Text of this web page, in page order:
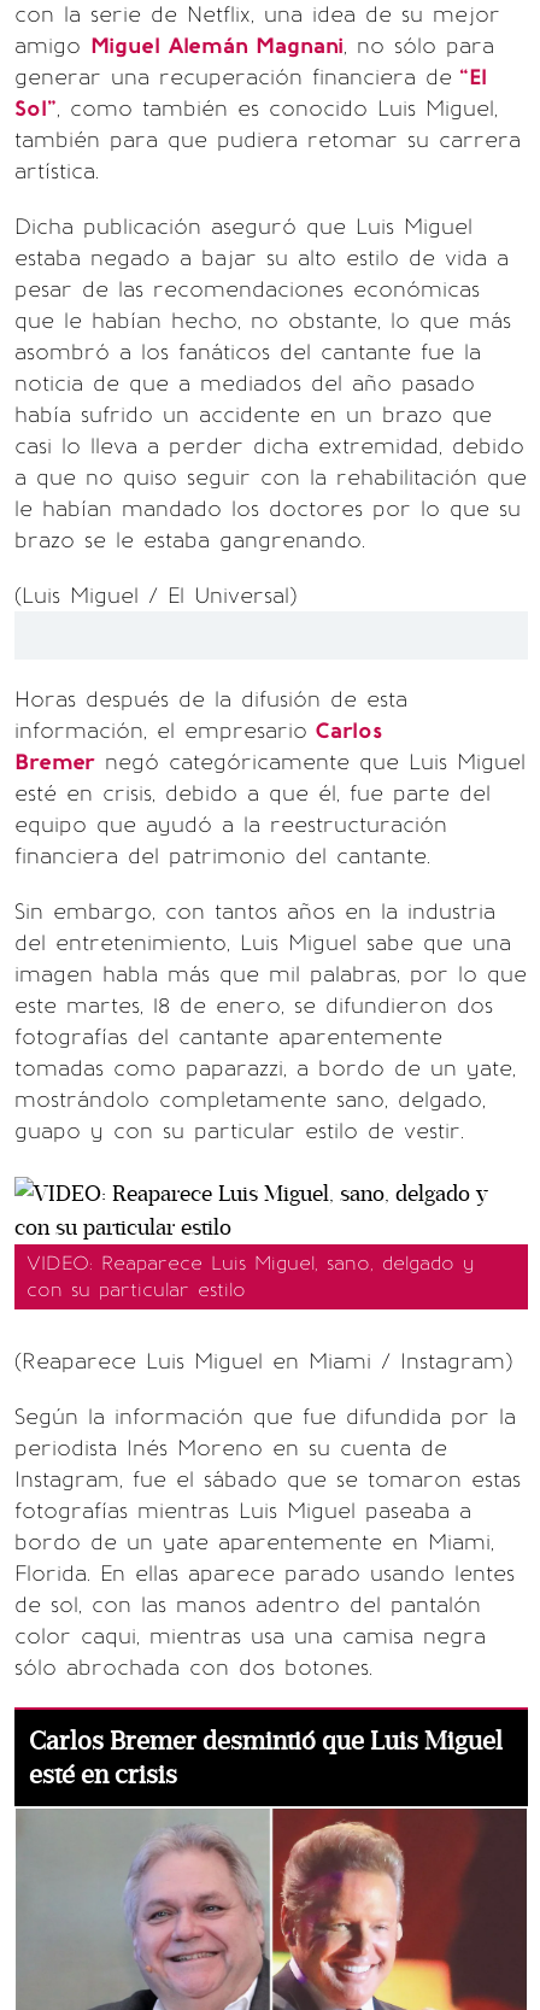
con la serie de Netflix, una idea de su mejor
amigo Miguel Alemán Magnani, no sólo para
generar una recuperación financiera de “El
Sol”, como también es conocido Luis Miguel,
también para que pudiera retomar su carrera
artística.
Dicha publicación aseguró que Luis Miguel
estaba negado a bajar su alto estilo de vida a
pesar de las recomendaciones económicas
que le habían hecho, no obstante, lo que más
asombró a los fanáticos del cantante fue la
noticia de que a mediados del año pasado
había sufrido un accidente en un brazo que
casi lo lleva a perder dicha extremidad, debido
a que no quiso seguir con la rehabilitación que
le habían mandado los doctores por lo que su
brazo se le estaba gangrenando.
(Luis Miguel / El Universal)
Horas después de la difusión de esta
información, el empresario Carlos
Bremer negó categóricamente que Luis Miguel
esté en crisis, debido a que él, fue parte del
equipo que ayudó a la reestructuración
financiera del patrimonio del cantante.
Sin embargo, con tantos años en la industria
del entretenimiento, Luis Miguel sabe que una
imagen habla más que mil palabras, por lo que
este martes, 18 de enero, se difundieron dos
fotografías del cantante aparentemente
tomadas como paparazzi, a bordo de un yate,
mostrándolo completamente sano, delgado,
guapo y con su particular estilo de vestir.
VIDEO: Reaparece Luis Miguel, sano, delgado y
con su particular estilo
(Reaparece Luis Miguel en Miami / Instagram)
Según la información que fue difundida por la
periodista Inés Moreno en su cuenta de
Instagram, fue el sábado que se tomaron estas
fotografías mientras Luis Miguel paseaba a
bordo de un yate aparentemente en Miami,
Florida. En ellas aparece parado usando lentes
de sol, con las manos adentro del pantalón
color caqui, mientras usa una camisa negra
sólo abrochada con dos botones.
Carlos Bremer desmintió que Luis Miguel
esté en crisis